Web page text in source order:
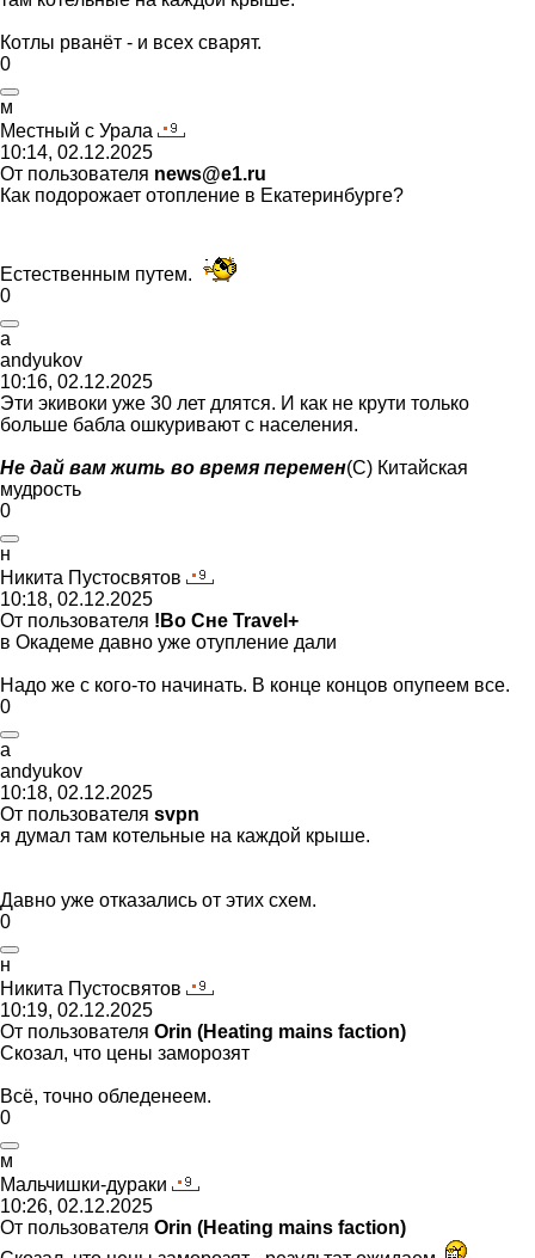
Котлы рванёт - и всех сварят.
0
м
Местный с Урала
10:14, 02.12.2025
От пользователя news@e1.ru
Как подорожает отопление в Екатеринбурге?
Естественным путем.
0
a
andyukov
10:16, 02.12.2025
Эти экивоки уже 30 лет длятся. И как не крути только
больше бабла ошкуривают с населения.
Не дай вам жить во время перемен(С) Китайская
мудрость
0
н
Никита Пустосвятов
10:18, 02.12.2025
От пользователя !Во Сне Travel+
в Окадеме давно уже отупление дали
Надо же с кого-то начинать. В конце концов опупеем все.
0
a
andyukov
10:18, 02.12.2025
От пользователя svpn
я думал там котельные на каждой крыше.
Давно уже отказались от этих схем.
0
н
Никита Пустосвятов
10:19, 02.12.2025
От пользователя Orin (Heating mains faction)
Скозал, что цены заморозят
Всё, точно обледенеем.
0
м
Мальчишки-дураки
10:26, 02.12.2025
От пользователя Orin (Heating mains faction)